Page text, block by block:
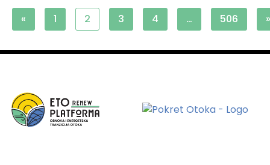
« 1 2 3 4 … 506 »